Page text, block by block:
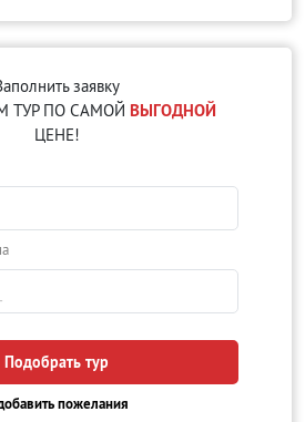
заявку
ТУР ПО САМОЙ ВЫГОДНОЙ
ЦЕНЕ!
Подобрать тур
пожелания